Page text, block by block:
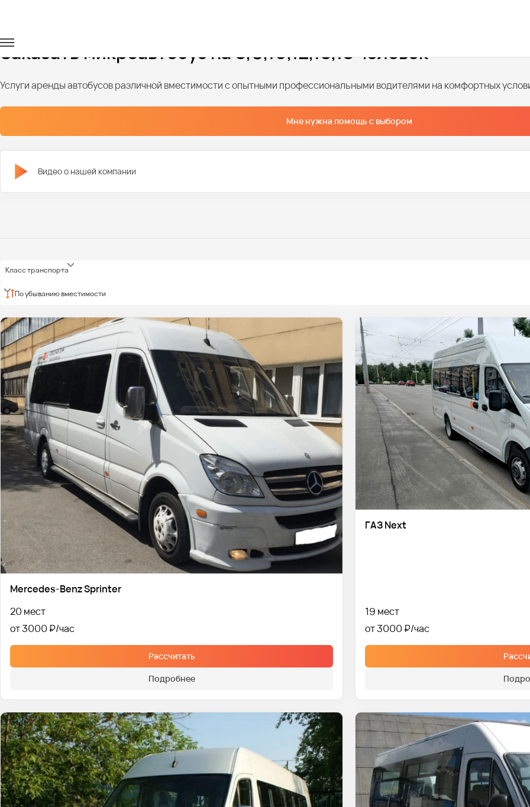
Заказать микроавтобус на 8,9,10,12,15,18 человек
Услуги аренды автобусов различной вместимости с опытными профессиональными водителями на комфортных
Мне нужна помощь с выбором
Видео о нашей компании
Класс транспорта
По убыванию вместимости
Mercedes-Benz Sprinter
20 мест
от 3000 ₽
Рассчитать
Подробнее
ГАЗ Next
19 мест
от 3000 ₽